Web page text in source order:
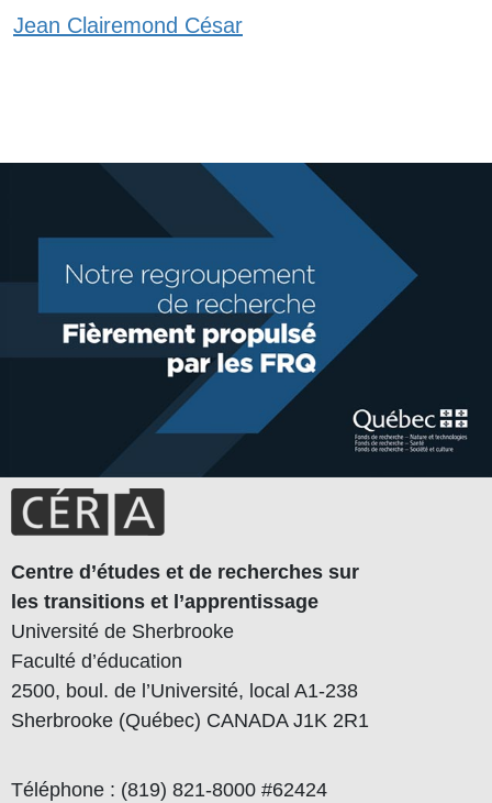
Jean Clairemond César
Centre d’études et de recherches sur
les transitions et l’apprentissage
Université de Sherbrooke
Faculté d’éducation
2500, boul. de l’Université, local A1-238
Sherbrooke (Québec) CANADA J1K 2R1
Téléphone : (819) 821-8000 #62424